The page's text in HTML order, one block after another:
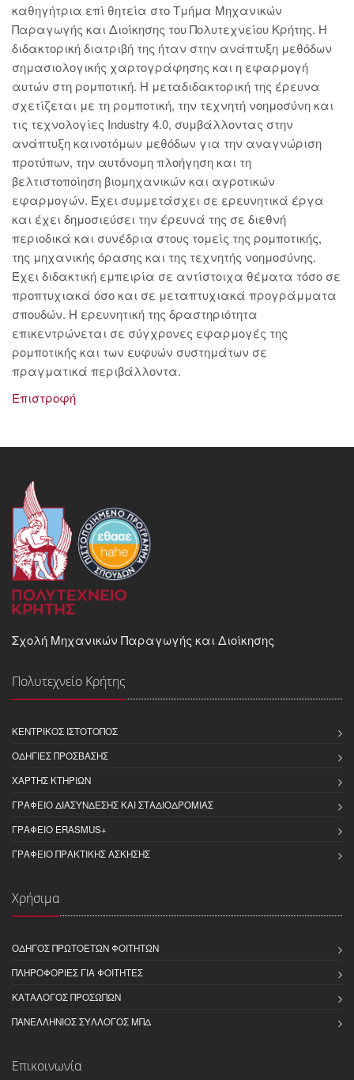
καθηγήτρια επί θητεία στο Τμήμα Μηχανικών
Παραγωγής και Διοίκησης του Πολυτεχνείου Κρήτης. Η
διδακτορική διατριβή της ήταν στην ανάπτυξη μεθόδων
σημασιολογικής χαρτογράφησης και η εφαρμογή
αυτών στη ρομποτική. Η μεταδιδακτορική της έρευνα
σχετίζεται με τη ρομποτική, την τεχνητή νοημοσύνη και
τις τεχνολογίες Industry 4.0, συμβάλλοντας στην
ανάπτυξη καινοτόμων μεθόδων για την αναγνώριση
προτύπων, την αυτόνομη πλοήγηση και τη
βελτιστοποίηση βιομηχανικών και αγροτικών
εφαρμογών. Έχει συμμετάσχει σε ερευνητικά έργα
και έχει δημοσιεύσει την έρευνά της σε διεθνή
περιοδικά και συνέδρια στους τομείς της ρομποτικής,
της μηχανικής όρασης και της τεχνητής νοημοσύνης.
Έχει διδακτική εμπειρία σε αντίστοιχα θέματα τόσο σε
προπτυχιακά όσο και σε μεταπτυχιακά προγράμματα
σπουδών. Η ερευνητική της δραστηριότητα
επικεντρώνεται σε σύγχρονες εφαρμογές της
ρομποτικής και των ευφυών συστημάτων σε
πραγματικά περιβάλλοντα.
Επιστροφή
Σχολή Μηχανικών Παραγωγής και Διοίκησης
Πολυτεχνείο Κρήτης
ΚΕΝΤΡΙΚΌΣ ΙΣΤΌΤΟΠΟΣ
ΟΔΗΓΊΕΣ ΠΡΌΣΒΑΣΗΣ
ΧΆΡΤΗΣ ΚΤΗΡΊΩΝ
ΓΡΑΦΕΊΟ ΔΙΑΣΎΝΔΕΣΗΣ ΚΑΙ ΣΤΑΔΙΟΔΡΟΜΊΑΣ
ΓΡΑΦΕΊΟ ERASMUS+
ΓΡΑΦΕΊΟ ΠΡΑΚΤΙΚΉΣ ΆΣΚΗΣΗΣ
Χρήσιμα
ΟΔΗΓΌΣ ΠΡΩΤΟΕΤΏΝ ΦΟΙΤΗΤΏΝ
ΠΛΗΡΟΦΟΡΊΕΣ ΓΙΑ ΦΟΙΤΗΤΈΣ
ΚΑΤΆΛΟΓΟΣ ΠΡΟΣΏΠΩΝ
ΠΑΝΕΛΛΉΝΙΟΣ ΣΎΛΛΟΓΟΣ ΜΠΔ
Επικοινωνία